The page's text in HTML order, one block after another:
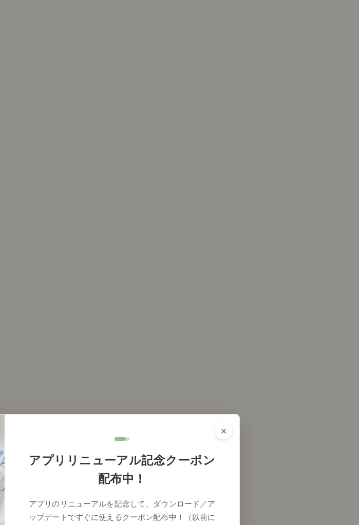
×
アプリリニューアル記念クーポン
配布中！
アプリのリニューアルを記念して、ダウンロード／ア
ップデートですぐに使えるクーポン配布中！（以前に